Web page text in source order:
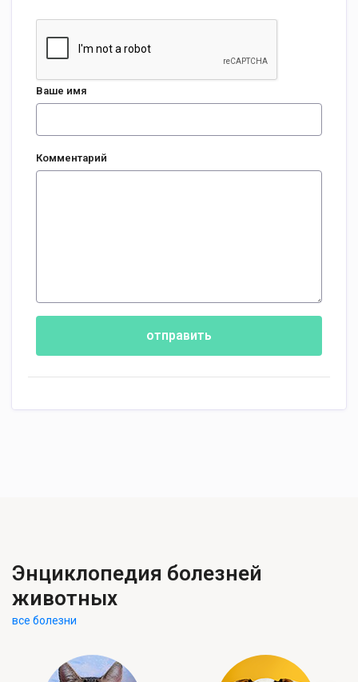
Ваше имя
Комментарий
отправить
Энциклопедия болезней
животных
все болезни